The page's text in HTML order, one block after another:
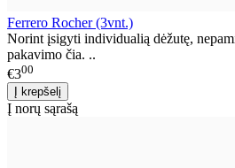
Ferrero Rocher (3vnt.)
Norint įsigyti individualią dėžutę,
pakavimo čia. ..
€300
Į norų sąrašą